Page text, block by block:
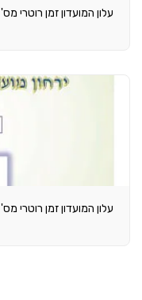
עלון המועדון זמן רוטרי מס' 71- יוני 2026
עלון המועדון זמן רוטרי מס' 70- מאי 2026